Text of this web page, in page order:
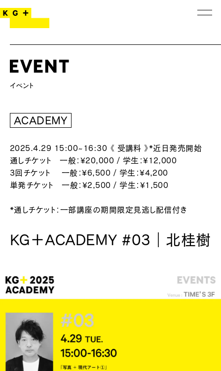
ACADEMY
2025.4.29 15:00~16:30 《 受講料 》*近日発売開始
通しチケット 一般：¥20,000 / 学生：¥12,000
3回チケット 一般：¥6,500 / 学生：¥4,200
単発チケット 一般：¥2,500 / 学生：¥1,500
*通しチケット：一部講座の期間限定見逃し配信付き
KG＋ACADEMY #03｜北桂樹